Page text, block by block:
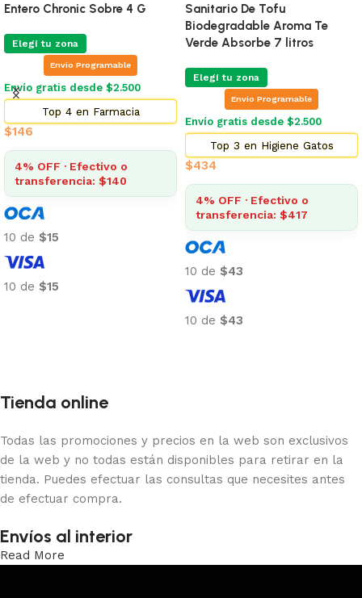
Entero Chronic Sobre 4 G
Elegí tu zona
Envio Programable
Envío gratis desde $2.500
Top 4 en Farmacia
$146
4% OFF · Efectivo o
transferencia: $140
10 de $15
10 de $15
Sanitario De Tofu
Biodegradable Aroma Te
Verde Absorbe 7 litros
Elegí tu zona
Envio Programable
Envío gratis desde $2.500
Top 3 en Higiene Gatos
$434
4% OFF · Efectivo o
transferencia: $417
10 de $43
10 de $43
Tienda online
Todas las promociones y precios en la web son exclusivos
de la web y no todas están disponibles para retirar en la
tienda. Puedes efectuar las consultas que necesites antes
de efectuar compra.
Envíos al interior
Read More